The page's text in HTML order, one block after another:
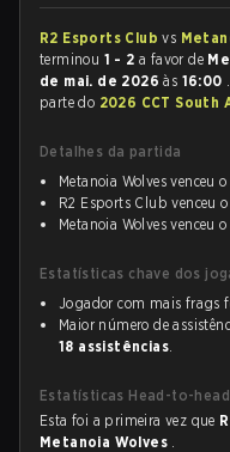
R2 Esports Clubvs
terminou 1 - 2 a favor de
de mai. de 2026às 16:00
parte do 2026 CCT South
Detalhes da partida
Metanoia Wolves venceu o
R2 Esports Club venceu o
Metanoia Wolves venceu o
Estatísticas chave dos
Jogador com mais frags
Maior número de
18 assistências.
Estatísticas Head-to-head
Esta foi a primeira vez que
Metanoia Wolves .